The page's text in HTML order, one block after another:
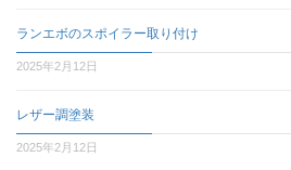
ランエボのスポイラー取り付け
2025年2月12日
レザー調塗装
2025年2月12日